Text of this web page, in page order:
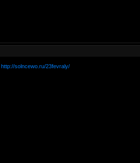
http://solncewo.ru/23fevraly/